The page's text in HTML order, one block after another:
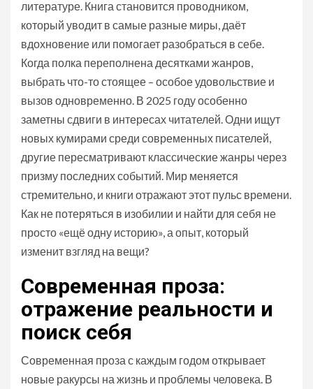
литературе. Книга становится проводником,
который уводит в самые разные миры, даёт
вдохновение или помогает разобраться в себе.
Когда полка переполнена десятками жанров,
выбрать что-то стоящее – особое удовольствие и
вызов одновременно. В 2025 году особенно
заметны сдвиги в интересах читателей. Одни ищут
новых кумирами среди современных писателей,
другие пересматривают классические жанры через
призму последних событий. Мир меняется
стремительно, и книги отражают этот пульс времени.
Как не потеряться в изобилии и найти для себя не
просто «ещё одну историю», а опыт, который
изменит взгляд на вещи?
Современная проза:
отражение реальности и
поиск себя
Современная проза с каждым годом открывает
новые ракурсы на жизнь и проблемы человека. В